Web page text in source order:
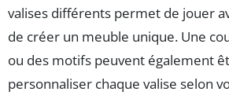
valises différents permet de jouer
de créer un meuble unique. Une
ou des motifs peuvent également
personnaliser chaque valise selon